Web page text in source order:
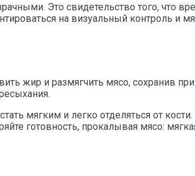
Это свидетельство того, что
на визуальный контроль и
жир и размягчить мясо, сохранив
мягким и легко отделяться от
готовность, прокалывая мясо: